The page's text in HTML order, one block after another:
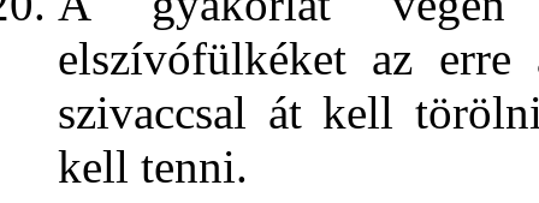
elszívófülkéket az
szivaccsal át kell
kell tenni.